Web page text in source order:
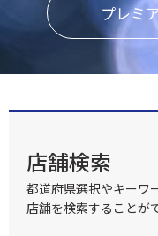
プレミ
店舗検索
都道府県選択やキーワ
店舗を検索することが